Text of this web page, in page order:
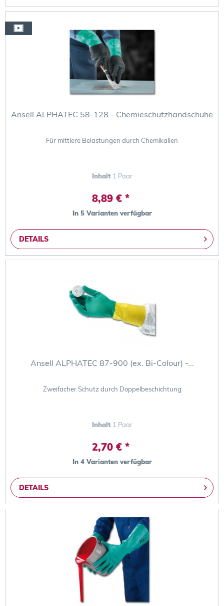
Ansell ALPHATEC 58-128 - Chemieschutzhandschuhe
Für mittlere Belastungen durch Chemikalien
Inhalt 1 Paar
8,89 € *
In 5 Varianten verfügbar
DETAILS
Ansell ALPHATEC 87-900 (ex. Bi-Colour) -...
Zweifacher Schutz durch Doppelbeschichtung
Inhalt 1 Paar
2,70 € *
In 4 Varianten verfügbar
DETAILS